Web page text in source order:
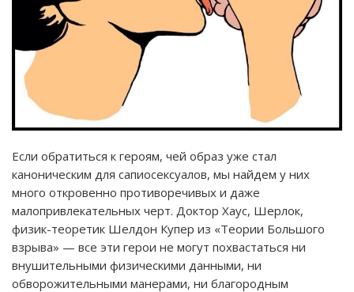
Если обратиться к героям, чей образ уже стал
каноническим для сапиосексуалов, мы найдем у них
много откровенно противоречивых и даже
малопривлекательных черт. Доктор Хаус, Шерлок,
физик-теоретик Шелдон Купер из «Теории Большого
взрыва» — все эти герои не могут похвастаться ни
внушительными физическими данными, ни
обворожительными манерами, ни благородным